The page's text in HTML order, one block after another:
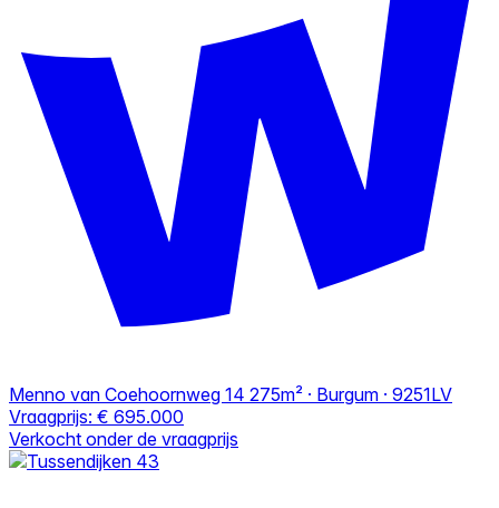
Menno van Coehoornweg 14 275m² · Burgum · 9251LV
Vraagprijs: € 695.000
Verkocht onder de vraagprijs